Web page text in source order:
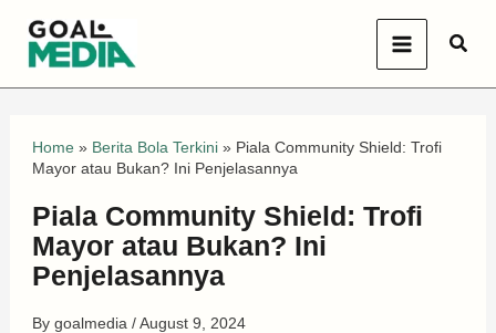
Home» Berita Bola Terkini» Piala Community Shield: Trofi
Mayor atau Bukan? Ini Penjelasannya
Piala Community Shield: Trofi
Mayor atau Bukan? Ini
Penjelasannya
By goalmedia /August 9, 2024